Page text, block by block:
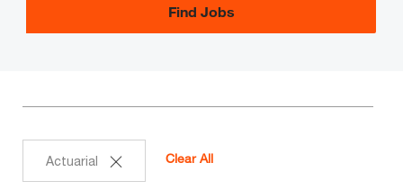
Find Jobs
Actuarial Clear All